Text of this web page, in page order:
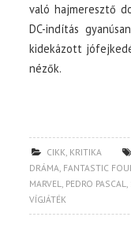
való hajmeresztő
DC-indítás
kidekázott
nézők.
CIKK, KRITIKA
DRÁMA, FANTASTIC
MARVEL, PEDRO PASCAL,
VÍGJÁTÉK